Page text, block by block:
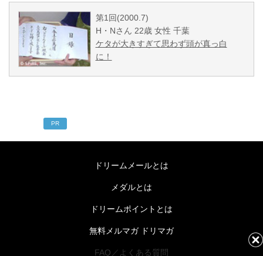
第1回(2000.7)
H・Nさん 22歳 女性 千葉
ケタが大きすぎて思わず頭が真っ白
に！
PR
ドリームメールとは
メダルとは
ドリームポイントとは
無料メルマガ ドリマガ
FAQ／よくある質問